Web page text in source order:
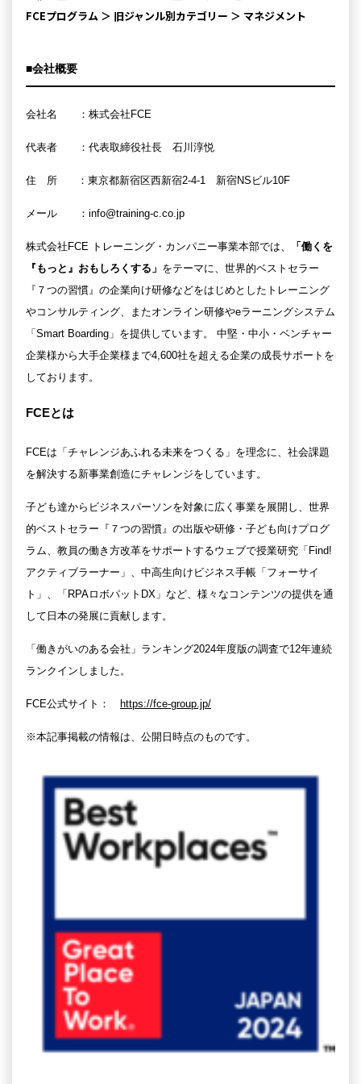
FCEプログラム ＞ 旧ジャンル別カテゴリー ＞ マネジメント
■会社概要
会社名 ：株式会社FCE
代表者 ：代表取締役社長 石川淳悦
住 所 ：東京都新宿区西新宿2-4-1 新宿NSビル10F
メール ：info@training-c.co.jp
株式会社FCE トレーニング・カンパニー事業本部では、
「働くを
『もっと』おもしろくする」 をテーマに、世界的ベストセラー
『７つの習慣』の企業向け研修などをはじめとしたトレーニング
やコンサルティング、またオンライン研修やeラーニングシステム
「Smart Boarding」を提供しています。 中堅・中小・ベンチャー
企業様から大手企業様まで4,600社を超える企業の成長サポートを
しております。
FCEとは
FCEは「チャレンジあふれる未来をつくる」を理念に、社会課題
を解決する新事業創造にチャレンジをしています。
子ども達からビジネスパーソンを対象に広く事業を展開し、世界
的ベストセラー『７つの習慣』の出版や研修・子ども向けプログ
ラム、教員の働き方改革をサポートするウェブで授業研究「Find!
アクティブラーナー」、中高生向けビジネス手帳「フォーサイ
ト」、「RPAロボパットDX」など、様々なコンテンツの提供を通
して日本の発展に貢献します。
「働きがいのある会社」ランキング2024年度版の調査で12年連続
ランクインしました。
FCE公式サイト： https://fce-group.jp/
※本記事掲載の情報は、公開日時点のものです。